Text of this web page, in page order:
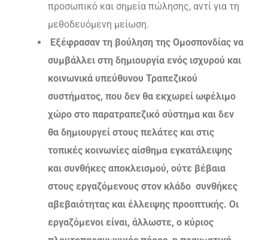
προσωπικό και σημεία πώλησης, αντί για τη
μεθοδευόμενη μείωση.
Εξέφρασαν τη βούληση της Ομοσπονδίας να
συμβάλλει στη δημιουργία ενός ισχυρού και
κοινωνικά υπεύθυνου Τραπεζικού
συστήματος, που δεν θα εκχωρεί ωφέλιμο
χώρο στο παρατραπεζικό σύστημα και δεν
θα δημιουργεί στους πελάτες και στις
τοπικές κοινωνίες αίσθημα εγκατάλειψης
και συνθήκες αποκλεισμού, ούτε βέβαια
στους εργαζόμενους στον κλάδο συνθήκες
αβεβαιότητας και έλλειψης προοπτικής. Οι
εργαζόμενοι είναι, άλλωστε, ο κύριος